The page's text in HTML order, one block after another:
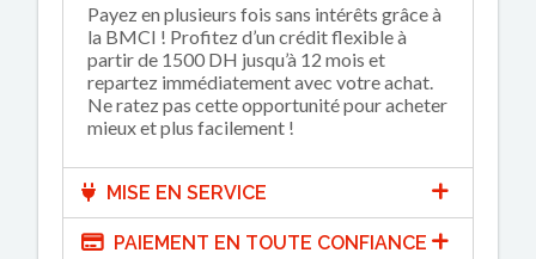
Payez en plusieurs fois sans intérêts grâce à
la BMCI ! Profitez d’un crédit flexible à
partir de 1500 DH jusqu’à 12 mois et
repartez immédiatement avec votre achat.
Ne ratez pas cette opportunité pour acheter
mieux et plus facilement !
MISE EN SERVICE
PAIEMENT EN TOUTE CONFIANCE